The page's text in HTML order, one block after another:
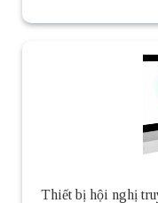
Thiết bị hội nghị